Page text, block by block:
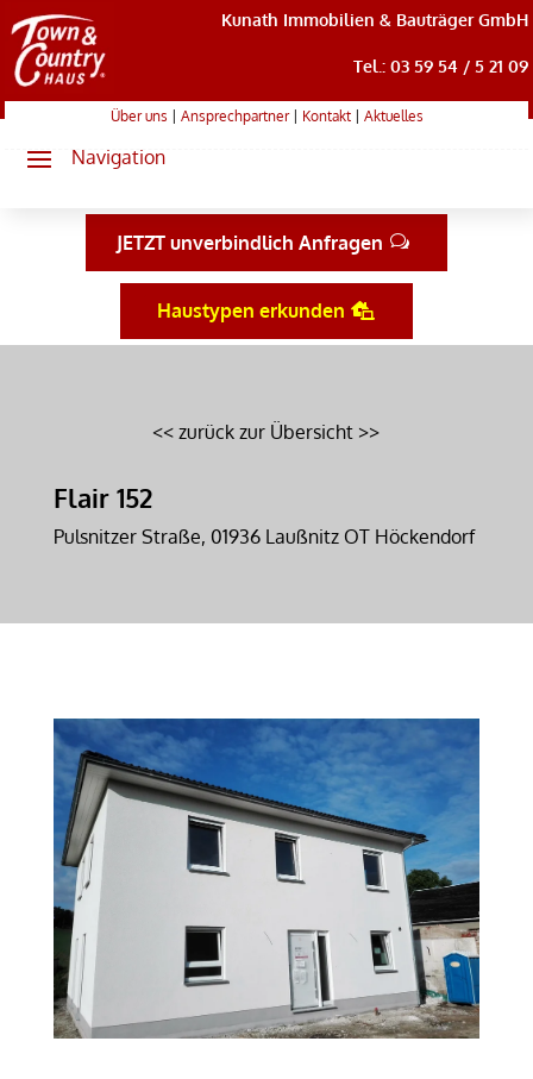
Kunath Immobilien & Bauträger GmbH
Tel.: 03 59 54 / 5 21 09
Über uns Ansprechpartner| Kontakt| Aktuelles
JETZT unverbindlich Anfragen
Haustypen erkunden
<< zurück zur Übersicht >>
Flair 152
Pulsnitzer Straße, 01936 Laußnitz OT Höckendorf